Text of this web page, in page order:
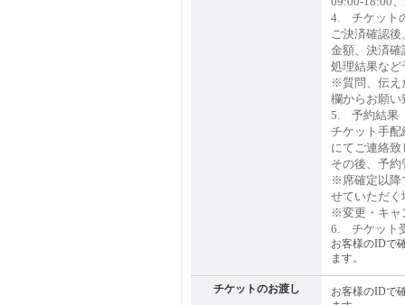
4. チケット
ご決済確認
金額、決済確
処理結果など
※質問、伝え
欄からお願い
5. 予約結果
チケット手配
にてご連絡致
その後、予
※席確定以降
せていただく
※変更・キャ
6. チケット
お客様のIDで
ます。
チケットのお渡し
お客様のIDで